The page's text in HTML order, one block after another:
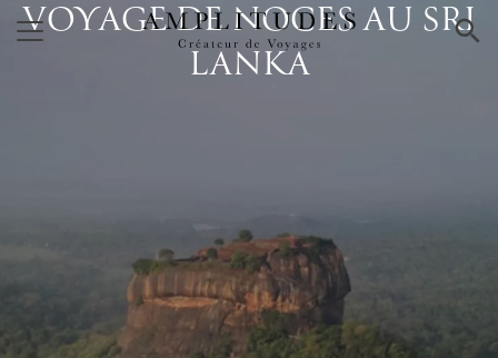
×VOYAGE DE NOCES AU SRI
LANKA